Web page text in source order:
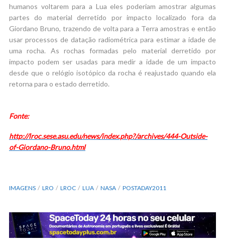
humanos voltarem para a Lua eles poderiam amostrar algumas
partes do material derretido por impacto localizado fora da
Giordano Bruno, trazendo de volta para a Terra amostras e então
usar processos de datação radiométrica para estimar a idade de
uma rocha. As rochas formadas pelo material derretido por
impacto podem ser usadas para medir a idade de um impacto
desde que o relógio isotópico da rocha é reajustado quando ela
retorna para o estado derretido.
Fonte:
http://lroc.sese.asu.edu/news/index.php?/archives/444-Outside-
of-Giordano-Bruno.html
IMAGENS LRO LROC LUA NASA POSTADAY2011